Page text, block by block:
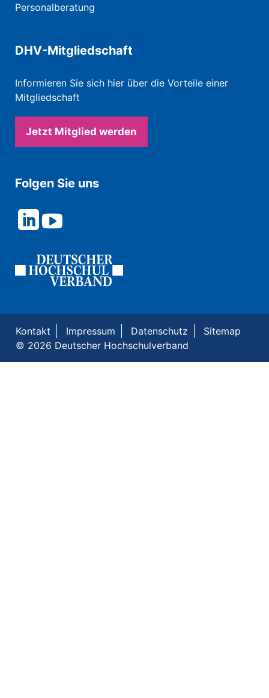
Personalberatung
DHV-Mitgliedschaft
Informieren Sie sich hier über die Vorteile einer
Mitgliedschaft
Jetzt Mitglied werden
Folgen Sie uns
Kontakt Impressum Datenschutz
Sitemap
© 2026 Deutscher Hochschulverband